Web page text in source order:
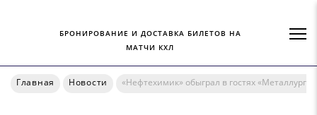
БРОНИРОВАНИЕ И ДОСТАВКА БИЛЕТОВ НА
МАТЧИ КХЛ
Главная Новости «Нефтехимик» обыграл в гостях «Металлург»